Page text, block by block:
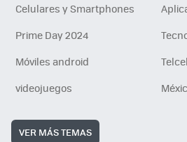
Celulares y Smartphones
Prime Day 2024
Móviles android
Telcel
videojuegos
VER MÁS TEMAS